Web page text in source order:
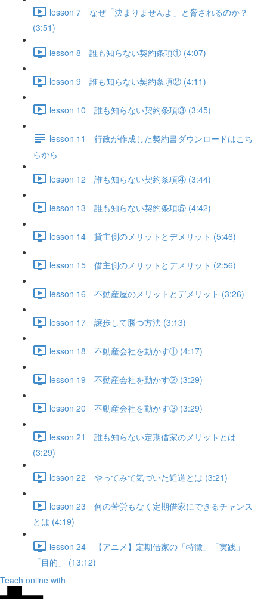
lesson 7 なぜ「決まりませんよ」と脅されるのか？
(3:51)
lesson 8 誰も知らない契約条項① (4:07)
lesson 9 誰も知らない契約条項② (4:11)
lesson 10 誰も知らない契約条項③ (3:45)
lesson 11 行政が作成した契約書ダウンロードはこち
らから
lesson 12 誰も知らない契約条項④ (3:44)
lesson 13 誰も知らない契約条項⑤ (4:42)
lesson 14 貸主側のメリットとデメリット (5:46)
lesson 15 借主側のメリットとデメリット (2:56)
lesson 16 不動産屋のメリットとデメリット (3:26)
lesson 17 譲歩して勝つ方法 (3:13)
lesson 18 不動産会社を動かす① (4:17)
lesson 19 不動産会社を動かす② (3:29)
lesson 20 不動産会社を動かす③ (3:29)
lesson 21 誰も知らない定期借家のメリットとは
(3:29)
lesson 22 やってみて気づいた近道とは (3:21)
lesson 23 何の苦労もなく定期借家にできるチャンス
とは (4:19)
lesson 24 【アニメ】定期借家の「特徴」「実践」
「目的」 (13:12)
Teach online with